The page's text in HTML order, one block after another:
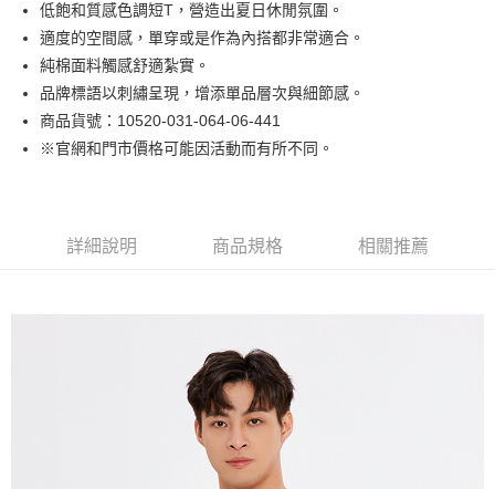
Google Pay
貨到付款
運送方式
付款後7-11取貨
每筆NT$130，滿NT$1,000(含以上)免運費
低飽和質感色調短T，營造出夏日休閒氛圍。
適度的空間感，單穿或是作為內搭都非常適合。
純棉面料觸感舒適紮實。
品牌標語以刺繡呈現，增添單品層次與細節感。
商品貨號：10520-031-064-06-441
※官網和門市價格可能因活動而有所不同。
詳細說明 商品規格 相關推薦